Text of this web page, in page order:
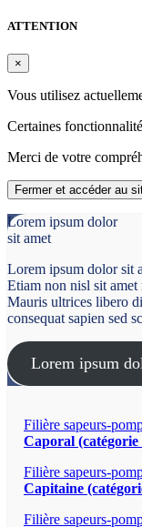
ATTENTION
×
Vous utilisez
Certaines
Merci de votre
Fermer et accéder au
Lorem ipsum dolor
sit amet
Lorem ipsum dolor sit
Etiam non nisl sit amet
Mauris ultrices libero
consequat sapien sed
Lorem ipsum
Filière sapeurs-
Caporal (catégorie
Filière sapeurs-
Capitaine
Filière sapeurs-